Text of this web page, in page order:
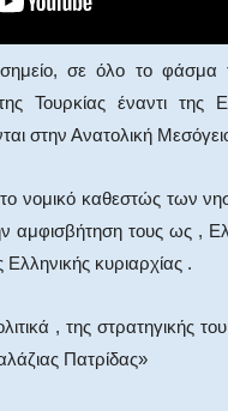
σε όλο το φάσμα
Τουρκίας έναντι
στην Ανατολική
το νομικό καθεστώς των
αμφισβήτηση τους ως ,
κυριαρχίας .
, της στρατηγικής
Πατρίδας»